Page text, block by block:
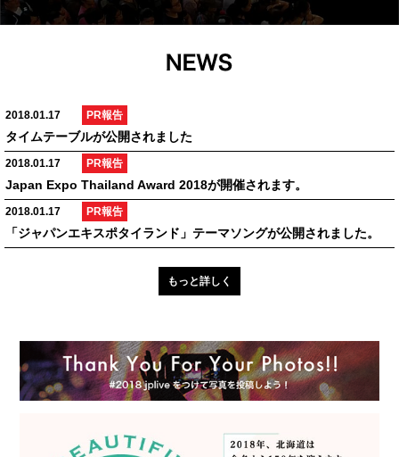
2018.01.17 PR報告
タイムテーブルが公開されました
2018.01.17 PR報告
Japan Expo Thailand Award 2018が開催されます。
2018.01.17 PR報告
「ジャパンエキスポタイランド」テーマソングが公開されました。
もっと詳しく